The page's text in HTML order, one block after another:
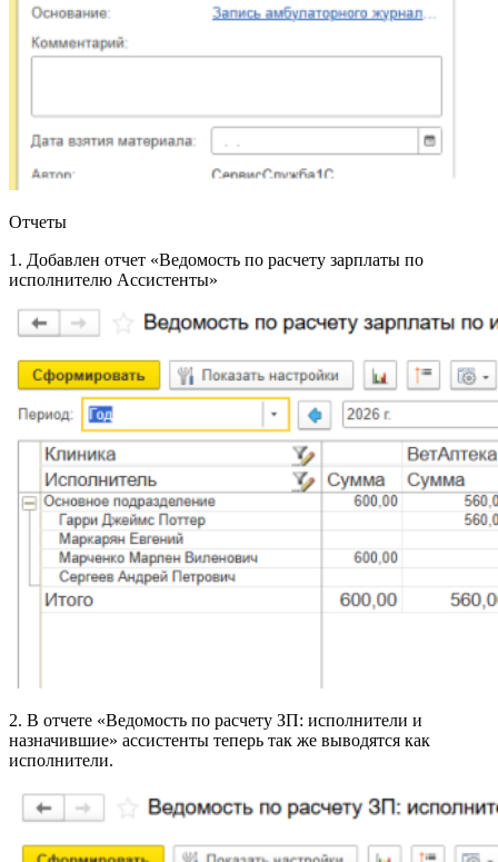
Отчеты
1. Добавлен отчет «Ведомость по расчету зарплаты по
исполнителю Ассистенты»
2. В отчете «Ведомость по расчету ЗП: исполнители и
назначившие» ассистенты теперь так же выводятся как
исполнители.